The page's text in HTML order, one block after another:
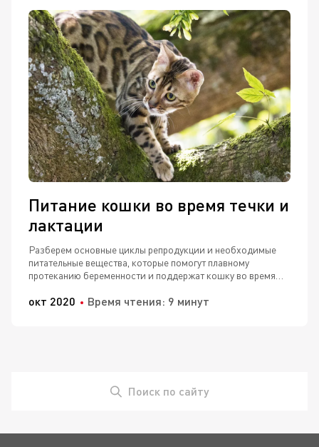
Питание кошки во время течки и
лактации
Разберем основные циклы репродукции и необходимые
питательные вещества, которые помогут плавному
протеканию беременности и поддержат кошку во время
окт 2020 Время чтения: 9 минут
Поиск по сайту